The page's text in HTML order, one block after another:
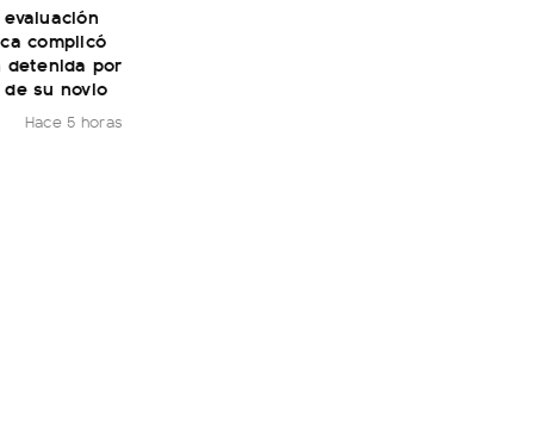
complicó
detenida por
su novio
Hace 5 horas